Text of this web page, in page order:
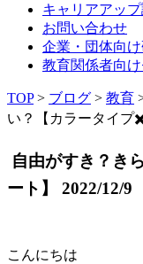
キャリアアッ
お問い合わせ
企業・団体向
教育関係者向
TOP> ブログ > 教育
い？【カラータイプ
自由がすき？き
ート】 2022/12/9
こんにちは